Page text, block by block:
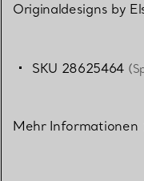
Originaldesigns by
SKU 28625464
Mehr Informationen